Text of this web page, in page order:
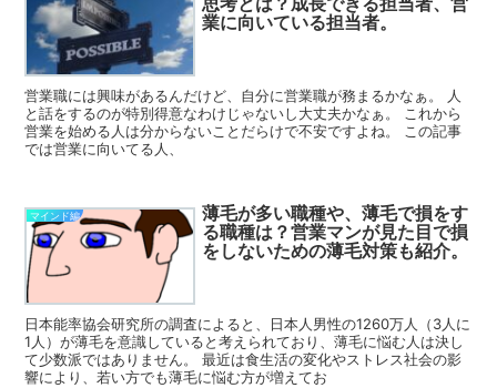
業に向いている担当者。
営業職には興味があるんだけど、自分に営業職が務まるかなぁ。 人
と話をするのが特別得意なわけじゃないし大丈夫かなぁ。 これから
営業を始める人は分からないことだらけで不安ですよね。 この記事
では営業に向いてる人、
マインド編
薄毛が多い職種や、薄毛で損をす
る職種は？営業マンが見た目で損
をしないための薄毛対策も紹介。
日本能率協会研究所の調査によると、日本人男性の1260万人（3人に
1人）が薄毛を意識していると考えられており、薄毛に悩む人は決し
て少数派ではありません。 最近は食生活の変化やストレス社会の影
響により、若い方でも薄毛に悩む方が増えてお